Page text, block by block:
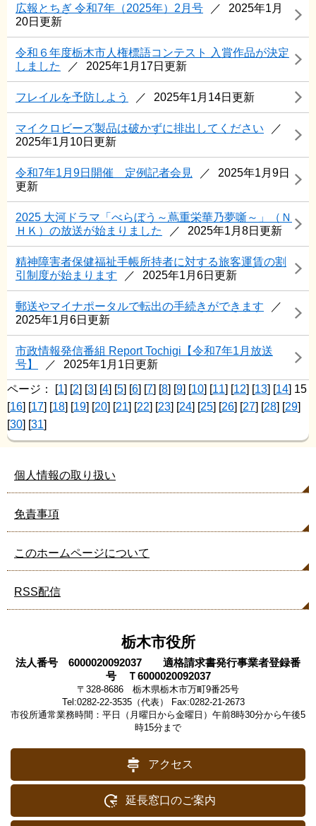
広報とちぎ 令和7年（2025年）2月号
2025年1月
20日更新
令和６年度栃木市人権標語コンテスト 入賞作品が決定
しました
2025年1月17日更新
フレイルを予防しよう 2025年1月14日更新
マイクロビーズ製品は破かずに排出してください
2025年1月10日更新
令和7年1月9日開催 定例記者会見
2025年1月9日
更新
2025 大河ドラマ「べらぼう～蔦重栄華乃夢噺～」（Ｎ
ＨＫ）の放送が始まりました
2025年1月8日更新
精神障害者保健福祉手帳所持者に対する旅客運賃の割
引制度が始まります
2025年1月6日更新
郵送やマイナポータルで転出の手続きができます
2025年1月6日更新
市政情報発信番組 Report Tochigi【令和7年1月放送
号】
2025年1月1日更新
ページ： [1] [2] [3] [4] [5] [6] [7] [8] [9] [10] [11] [12] [13] [14] 15
[16] [17] [18] [19] [20] [21] [22] [23] [24] [25] [26] [27] [28] [29]
[30] [31]
個人情報の取り扱い
免責事項
このホームページについて
RSS配信
栃木市役所
法人番号 6000020092037 適格請求書発行事業者登録番
号 Ｔ6000020092037
〒328-8686 栃木県栃木市万町9番25号
Tel:0282-22-3535（代表） Fax:0282-21-2673
市役所通常業務時間：平日（月曜日から金曜日）午前8時30分から午後5
時15分まで
アクセス
延長窓口のご案内